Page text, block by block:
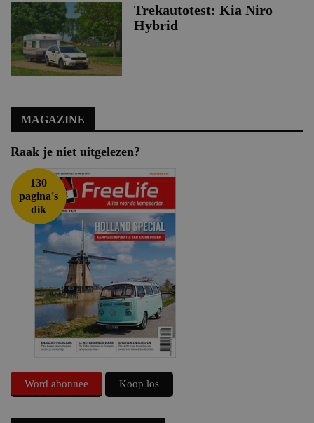
Trekautotest: Kia Niro
Hybrid
MAGAZINE
Raak je niet uitgelezen?
130
pagina's
dik
Word abonnee Koop los